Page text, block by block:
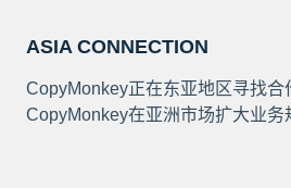
ASIA CONNECTION
CopyMonkey正在东亚地区寻找合
CopyMonkey在亚洲市场扩大业务